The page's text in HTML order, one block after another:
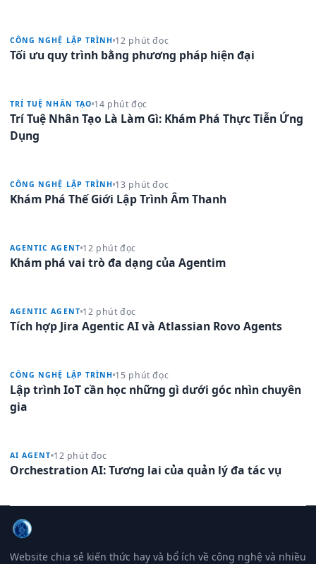
CÔNG NGHỆ LẬP TRÌNH 12 phút đọc
Tối ưu quy trình bằng phương pháp hiện đại
TRÍ TUỆ NHÂN TẠO 14 phút đọc
Trí Tuệ Nhân Tạo Là Làm Gì: Khám Phá Thực Tiễn Ứng
Dụng
CÔNG NGHỆ LẬP TRÌNH 13 phút đọc
Khám Phá Thế Giới Lập Trình Âm Thanh
AGENTIC AGENT 12 phút đọc
Khám phá vai trò đa dạng của Agentim
AGENTIC AGENT 12 phút đọc
Tích hợp Jira Agentic AI và Atlassian Rovo Agents
CÔNG NGHỆ LẬP TRÌNH 15 phút đọc
Lập trình IoT cần học những gì dưới góc nhìn chuyên
gia
AI AGENT 12 phút đọc
Orchestration AI: Tương lai của quản lý đa tác vụ
Website chia sẻ kiến thức hay và bổ ích về công nghệ và nhiều